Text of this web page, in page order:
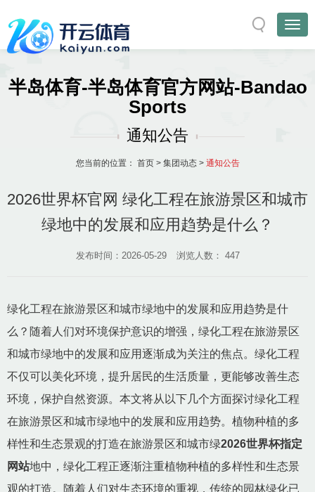
半岛体育-半岛体育官方网站-Bandao
Sports
通知公告
您当前的位置： 首页> 集团动态> 通知公告
2026世界杯官网 绿化工程在旅游景区和城市
绿地中的发展和应用趋势是什么？
发布时间：2026-05-29 浏览人数： 447
绿化工程在旅游景区和城市绿地中的发展和应用趋势是什
么？随着人们对环境保护意识的增强，绿化工程在旅游景区
和城市绿地中的发展和应用逐渐成为关注的焦点。绿化工程
不仅可以美化环境，提升居民的生活质量，更能够改善生态
环境，保护自然资源。本文将从以下几个方面探讨绿化工程
在旅游景区和城市绿地中的发展和应用趋势。植物种植的多
样性和生态景观的打造在旅游景区和城市绿2026世界杯指定
网站地中，绿化工程正逐渐注重植物种植的多样性和生态景
观的打造。随着人们对生态环境的重视，传统的园林绿化已